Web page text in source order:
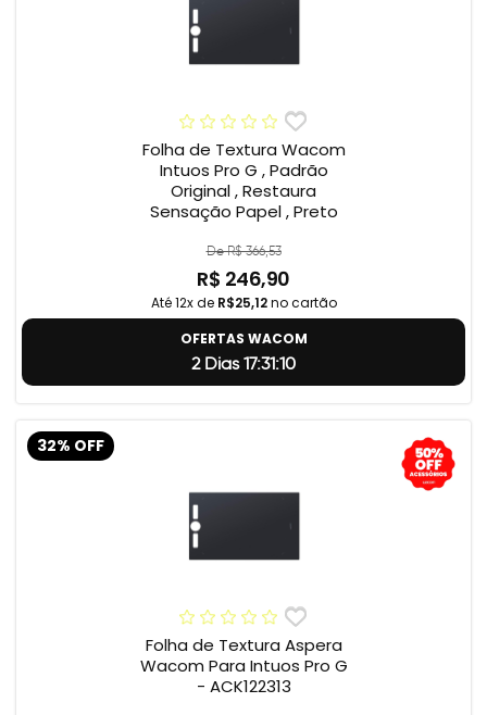
Folha de Textura Wacom
Intuos Pro G , Padrão
Original , Restaura
Sensação Papel , Preto
De R$ 366,53
R$ 246,90
Até 12x de R$25,12no cartão
OFERTAS WACOM
2 Dias 17:31:9
32% OFF
Folha de Textura Aspera
Wacom Para Intuos Pro G
- ACK122313